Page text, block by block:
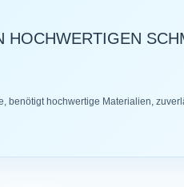
HOCHWERTIGEN
benötigt hochwertige Materialien,